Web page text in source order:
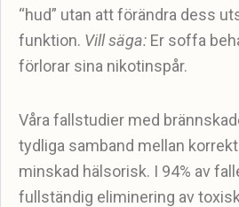
“hud” utan att förändra dess
funktion. Vill säga: Er soffa
förlorar sina nikotinspår.
Våra fallstudier med
tydliga samband mellan
minskad hälsorisk. I 94% av
fullständig eliminering av